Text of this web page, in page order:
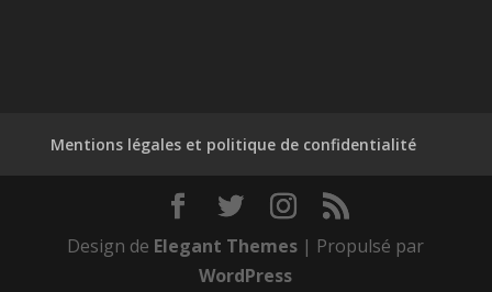
Mentions légales et politique de confidentialité
Design de Elegant Themes | Propulsé par
WordPress